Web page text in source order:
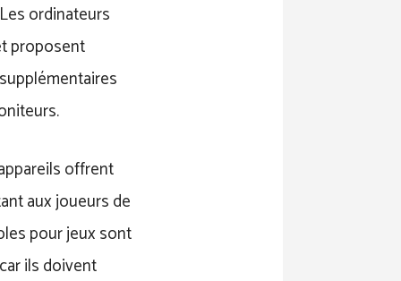
ordinateurs
proposent
offrent
aux joueurs de
pour jeux sont
ils doivent